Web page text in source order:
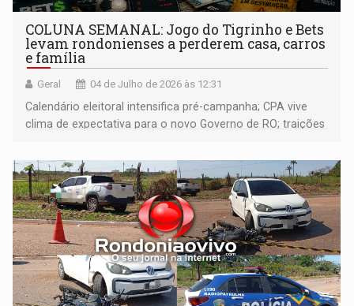
COLUNA SEMANAL: Jogo do Tigrinho e Bets
levam rondonienses a perderem casa, carros
e família
Geral 04 de Julho de 2026 às 12:31
Calendário eleitoral intensifica pré-campanha; CPA vive
clima de expectativa para o novo Governo de RO; traições
documentário sobre saúde na Amazônia